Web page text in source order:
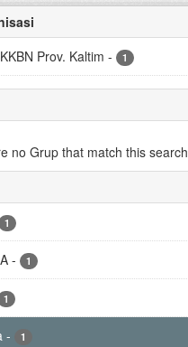
Prov. Kaltim - 1
no Grup that match this search
1
- 1
1
- 1